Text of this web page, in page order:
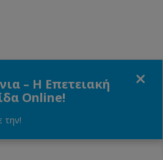
– Η Επετειακή
Online!
την!